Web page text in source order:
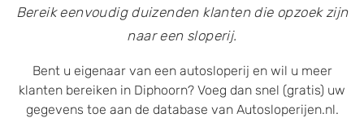
Bereik eenvoudig duizenden klanten die opzoek zijn
naar een sloperij.
Bent u eigenaar van een autosloperij en wil u meer
klanten bereiken in Diphoorn? Voeg dan snel (gratis) uw
gegevens toe aan de database van Autosloperijen.nl.